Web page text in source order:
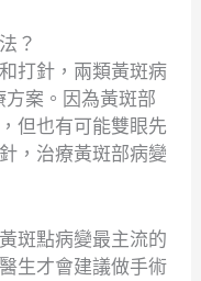
？
打針，兩類黃斑病
案。因為黃斑部
但也有可能雙眼先
，治療黃斑部病變
斑點病變最主流的
生才會建議做手術